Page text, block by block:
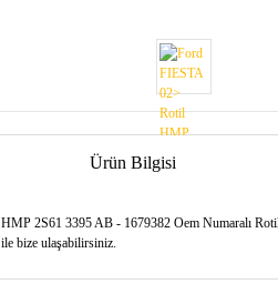
Ürün Bilgisi
HMP 2S61 3395 AB - 1679382 Oem Numaralı
ile bize ulaşabilirsiniz.